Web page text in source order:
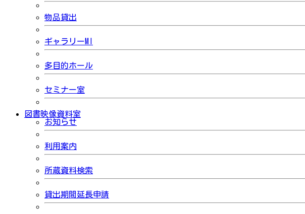
物品貸出
ギャラリーMI
多目的ホール
セミナー室
図書映像資料室
お知らせ
利用案内
所蔵資料検索
貸出期間延長申請